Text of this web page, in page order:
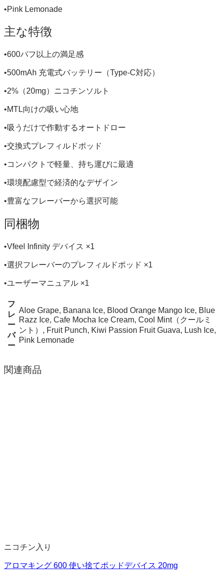
•Pink Lemonade
主な特徴
•600パフ以上の満足感
•500mAh 充電式バッテリー（Type-C対応）
•2%（20mg）ニコチンソルト
•MTL向けの吸い心地
•吸うだけで作動するオートドロー
•交換式プレフィルドポッド
•コンパクトで軽量、持ち運びに最適
•環境配慮型で経済的なデザイン
•豊富なフレーバーから選択可能
同梱物
•Vfeel Infinity デバイス ×1
•選択フレーバーのプレフィルドポッド ×1
•ユーザーマニュアル ×1
フ
レ
ー
バ
ー
Aloe Grape, Banana Ice, Blood Orange Mango Ice, Blue
Razz Ice, Cafe Mocha Ice Cream, Cool Mint（クールミ
ント）, Fruit Punch, Kiwi Passion Fruit Guava, Lush Ice,
Pink Lemonade
関連商品
ニコチン入り
アロマキング 600 使い捨てポッドデバイス 20mg